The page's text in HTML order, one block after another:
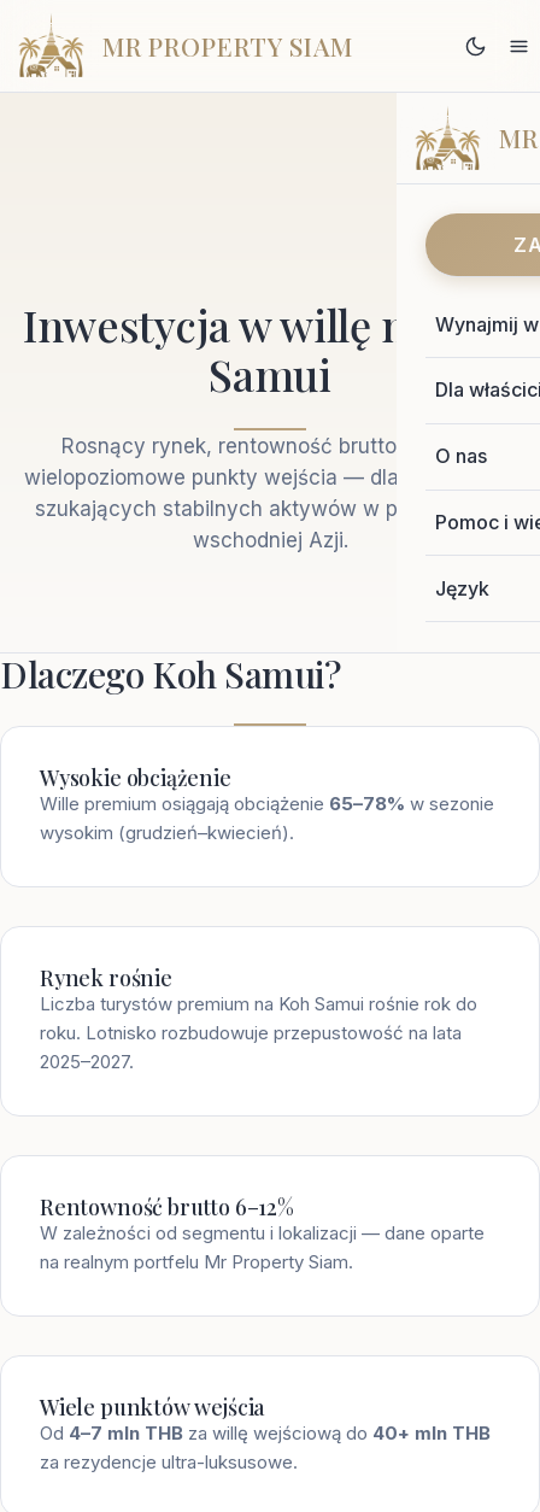
MR PROPERTY SIAM
Wynajmij
Dla
O nas
Pomoc i
Język
Inwestycja w willę na Koh
Samui
Rosnący rynek, rentowność brutto 6–12% i
wielopoziomowe punkty wejścia — dla inwestorów
szukających stabilnych aktywów w południowo-
wschodniej Azji.
Dlaczego Koh Samui?
Wysokie obciążenie
Wille premium osiągają obciążenie 65–78% w sezonie
wysokim (grudzień–kwiecień).
Rynek rośnie
Liczba turystów premium na Koh Samui rośnie rok do
roku. Lotnisko rozbudowuje przepustowość na lata
2025–2027.
Rentowność brutto 6–12%
W zależności od segmentu i lokalizacji — dane oparte
na realnym portfelu Mr Property Siam.
Wiele punktów wejścia
Od 4–7 mln THB za willę wejściową do 40+ mln THB
za rezydencje ultra-luksusowe.